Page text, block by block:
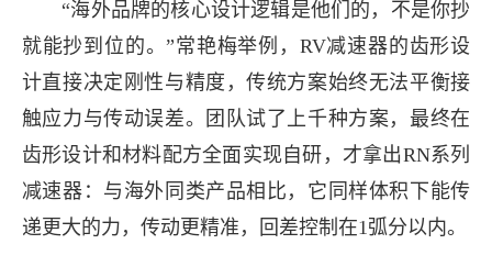
“海外品牌的核心设计逻辑是他们的，不是你抄
就能抄到位的。”常艳梅举例，RV减速器的齿形设
计直接决定刚性与精度，传统方案始终无法平衡接
触应力与传动误差。团队试了上千种方案，最终在
齿形设计和材料配方全面实现自研，才拿出RN系列
减速器：与海外同类产品相比，它同样体积下能传
递更大的力，传动更精准，回差控制在1弧分以内。